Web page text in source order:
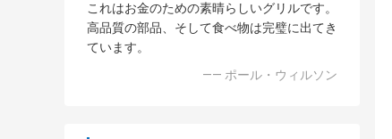
これはお金のための素晴らしいグリルです。
高品質の部品、そして食べ物は完璧に出てき
ています。
—— ポール・ウィルソン